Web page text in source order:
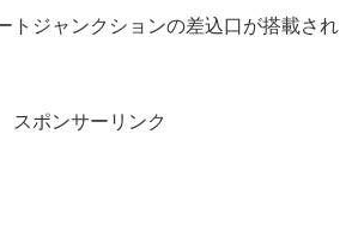
トジャンクションの差込口が搭載され
スポンサーリンク